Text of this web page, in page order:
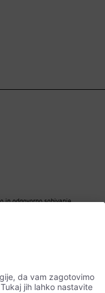
in odgovorno sobivanje.